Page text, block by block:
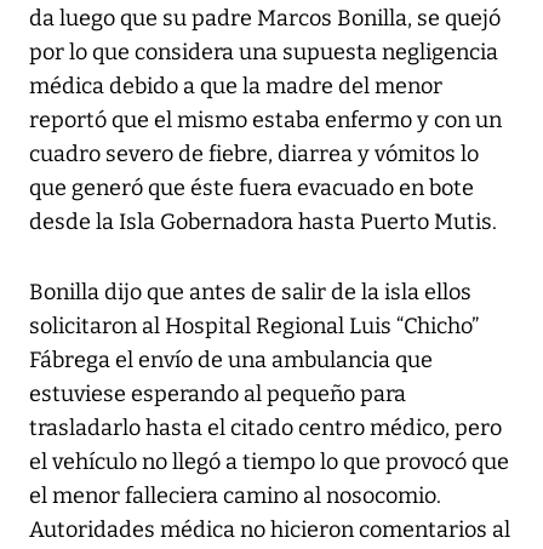
da luego que su padre Marcos Bonilla, se quejó
por lo que considera una supuesta negligencia
médica debido a que la madre del menor
reportó que el mismo estaba enfermo y con un
cuadro severo de fiebre, diarrea y vómitos lo
que generó que éste fuera evacuado en bote
desde la Isla Gobernadora hasta Puerto Mutis.
Bonilla dijo que antes de salir de la isla ellos
solicitaron al Hospital Regional Luis “Chicho”
Fábrega el envío de una ambulancia que
estuviese esperando al pequeño para
trasladarlo hasta el citado centro médico, pero
el vehículo no llegó a tiempo lo que provocó que
el menor falleciera camino al nosocomio.
Autoridades médica no hicieron comentarios al